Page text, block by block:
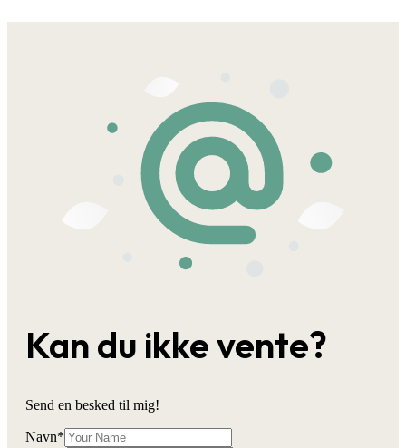
Kan du ikke vente?
Send en besked til mig!
Navn*